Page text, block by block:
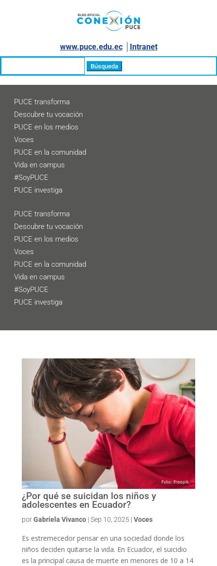
www.puce.edu.ec│ Intranet
PUCE transforma
Descubre tu vocación
PUCE en los medios
Voces
PUCE en la comunidad
Vida en campus
#SoyPUCE
PUCE investiga
PUCE transforma
Descubre tu vocación
PUCE en los medios
Voces
PUCE en la comunidad
Vida en campus
#SoyPUCE
PUCE investiga
¿Por qué se suicidan los niños y
adolescentes en Ecuador?
porGabriela Vivanco| Sep 10, 2025 | Voces
Es estremecedor pensar en una sociedad donde los
niños deciden quitarse la vida. En Ecuador, el suicidio
es la principal causa de muerte en menores de 10 a 14